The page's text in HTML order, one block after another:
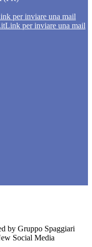
per inviare una mail
Link per inviare una mail
by Gruppo Spaggiari
Social Media